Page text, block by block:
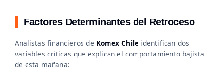
Factores Determinantes del Retroceso
Analistas financieros de Komex Chile identifican dos
variables críticas que explican el comportamiento bajista
de esta mañana: